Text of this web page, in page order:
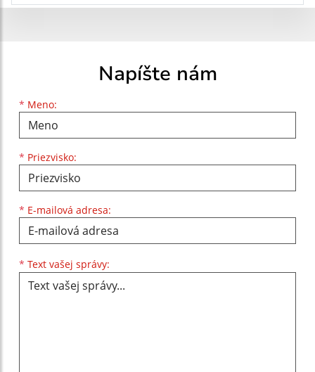
Napíšte nám
* Meno:
Meno
* Priezvisko:
Priezvisko
* E-mailová adresa:
E-mailová adresa
* Text vašej správy: